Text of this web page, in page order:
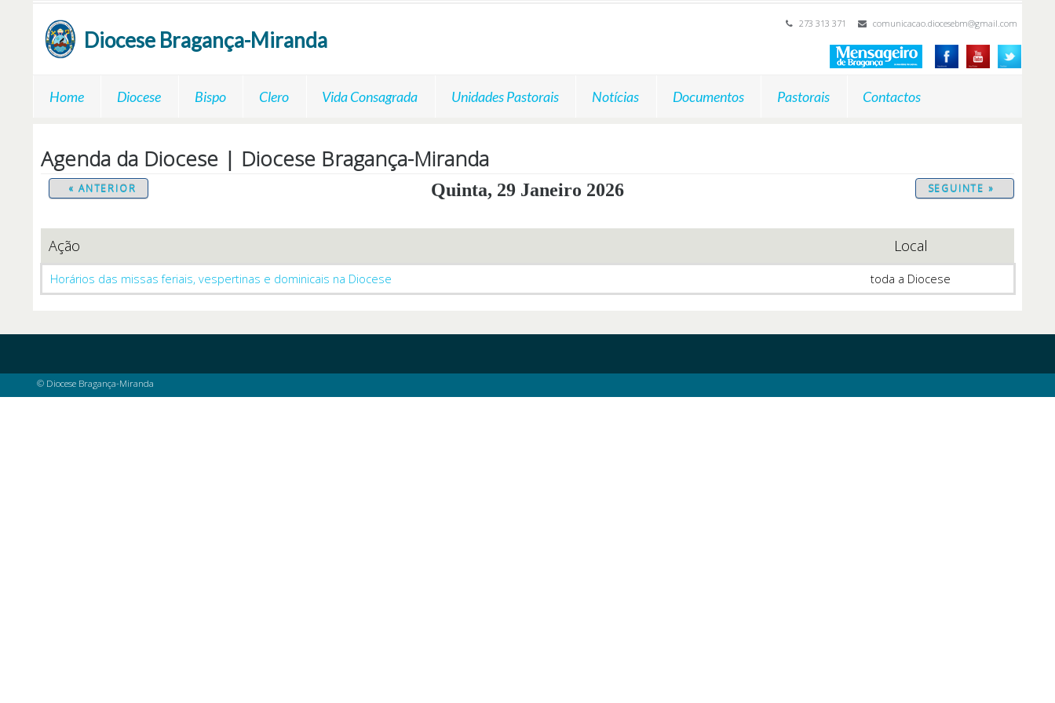
Diocese Bragança-Miranda
273 313 371 comunicacao.diocesebm@gmail.com
Home Diocese Bispo Clero Vida Consagrada Unidades Pastorais Notícias Documentos Pastorais Contactos
Agenda da Diocese | Diocese Bragança-Miranda
Quinta, 29 Janeiro 2026
« ANTERIOR SEGUINTE »
Ação Local
Horários das missas feriais, vespertinas e dominicais na Diocese toda a Diocese
© Diocese Bragança-Miranda